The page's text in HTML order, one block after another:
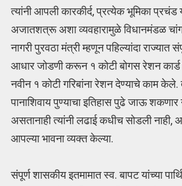
त्यांनी आपली कारकीर्द, प्रत्येक भूमिका
अजातशत्रू अशा व्यवहारामुळे विधानमंडळ
नागरी पुरवठा मंत्री म्हणून पहिल्यांदा राज्यात
आधार जोडणी करून १ कोटी बोगस रेशन
नवीन १ कोटी गरिबांना रेशन देण्याचे काम केले.
पानाशिवाय पुण्याचा इतिहास पुढे जाऊ शकणार
असतानाही त्यांनी लढाई कधीच सोडली नाही,
आपल्या भावना व्यक्त केल्या.
संपूर्ण शासकीय इतमामात स्व. बापट यांच्या